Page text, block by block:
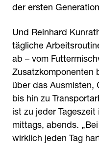
der ersten
Und Reinhard
tägliche
ab – vom
Zusatzkomponenten
über das Ausmisten,
bis hin zu
ist zu jeder
mittags, abends.
wirklich jeden Tag